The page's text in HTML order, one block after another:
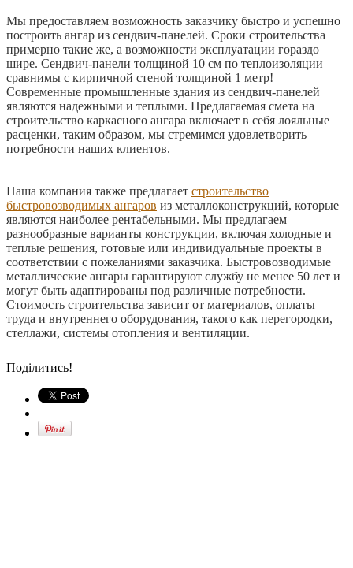
Мы предоставляем возможность заказчику быстро и успешно
построить ангар из сендвич-панелей. Сроки строительства
примерно такие же, а возможности эксплуатации гораздо
шире. Сендвич-панели толщиной 10 см по теплоизоляции
сравнимы с кирпичной стеной толщиной 1 метр!
Современные промышленные здания из сендвич-панелей
являются надежными и теплыми. Предлагаемая смета на
строительство каркасного ангара включает в себя лояльные
расценки, таким образом, мы стремимся удовлетворить
потребности наших клиентов.
Наша компания также предлагает строительство
быстровозводимых ангаров из металлоконструкций, которые
являются наиболее рентабельными. Мы предлагаем
разнообразные варианты конструкции, включая холодные и
теплые решения, готовые или индивидуальные проекты в
соответствии с пожеланиями заказчика. Быстровозводимые
металлические ангары гарантируют службу не менее 50 лет и
могут быть адаптированы под различные потребности.
Стоимость строительства зависит от материалов, оплаты
труда и внутреннего оборудования, такого как перегородки,
стеллажи, системы отопления и вентиляции.
Поділитись!